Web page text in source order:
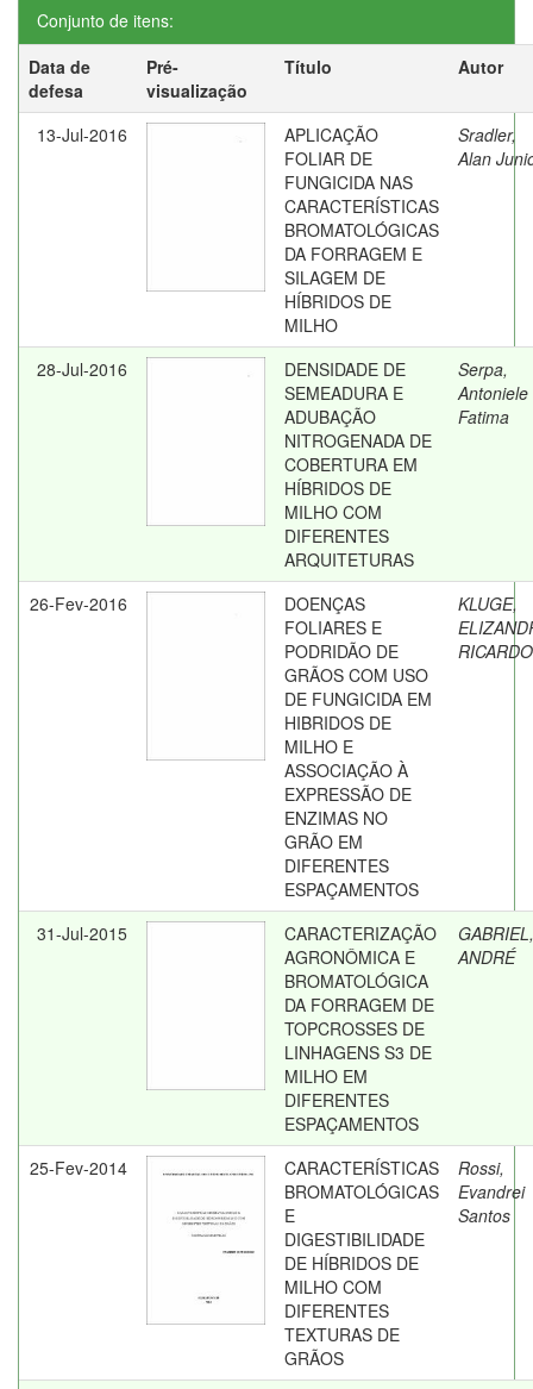
Conjunto de itens:
Data de
defesa
Pré-
visualização
Título Autor
13-Jul-2016
APLICAÇÃO
FOLIAR DE
FUNGICIDA NAS
CARACTERÍSTICAS
BROMATOLÓGICAS
DA FORRAGEM E
SILAGEM DE
HÍBRIDOS DE
MILHO
Sradler,
Alan
28-Jul-2016
DENSIDADE DE
SEMEADURA E
ADUBAÇÃO
NITROGENADA DE
COBERTURA EM
HÍBRIDOS DE
MILHO COM
DIFERENTES
ARQUITETURAS
Serpa,
Antoniele
Fatima
26-Fev-2016
DOENÇAS
FOLIARES E
PODRIDÃO DE
GRÃOS COM USO
DE FUNGICIDA EM
HIBRIDOS DE
MILHO E
ASSOCIAÇÃO À
EXPRESSÃO DE
ENZIMAS NO
GRÃO EM
DIFERENTES
ESPAÇAMENTOS
KLUGE,
RICARDO
31-Jul-2015
CARACTERIZAÇÃO
AGRONÔMICA E
BROMATOLÓGICA
DA FORRAGEM DE
TOPCROSSES DE
LINHAGENS S3 DE
MILHO EM
DIFERENTES
ESPAÇAMENTOS
GABRIEL,
ANDRÉ
25-Fev-2014
CARACTERÍSTICAS
BROMATOLÓGICAS
E
DIGESTIBILIDADE
DE HÍBRIDOS DE
MILHO COM
DIFERENTES
TEXTURAS DE
GRÃOS
Rossi,
Evandrei
Santos